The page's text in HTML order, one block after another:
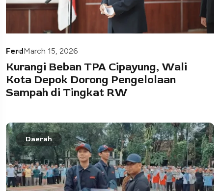
FerdMarch 15, 2026
Kurangi Beban TPA Cipayung, Wali
Kota Depok Dorong Pengelolaan
Sampah di Tingkat RW
Daerah